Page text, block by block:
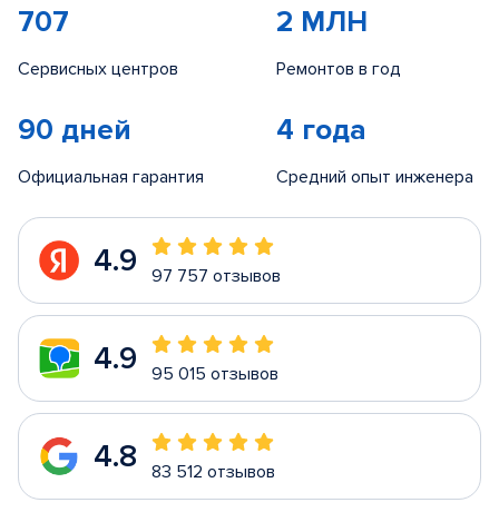
707
Сервисных центров
2 МЛН
Ремонтов в год
90 дней
Официальная гарантия
4 года
Средний опыт инженера
4.9 97 757 отзывов
4.9 95 015 отзывов
4.8 83 512 отзывов